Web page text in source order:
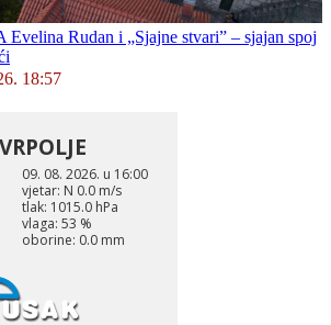
Rudan i „Sjajne stvari” – sjajan spoj
18:57